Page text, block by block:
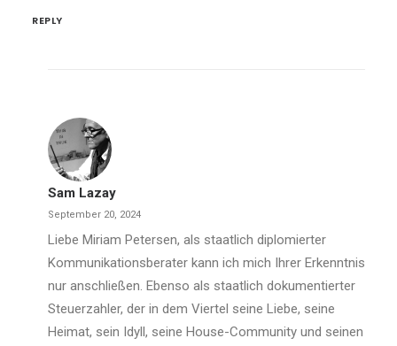
REPLY
Sam Lazay
September 20, 2024
Liebe Miriam Petersen, als staatlich diplomierter
Kommunikationsberater kann ich mich Ihrer Erkenntnis
nur anschließen. Ebenso als staatlich dokumentierter
Steuerzahler, der in dem Viertel seine Liebe, seine
Heimat, sein Idyll, seine House-Community und seinen